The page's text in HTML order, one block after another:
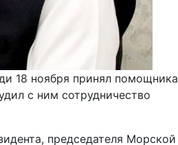
18 ноября принял помощника
с ним сотрудничество
председателя Морской